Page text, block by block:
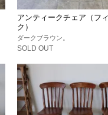
アンティークチェア（フ
ク）
ダークブラウン。
SOLD OUT